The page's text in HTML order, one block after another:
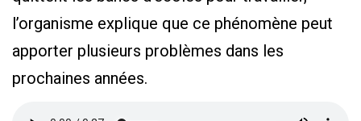
l’organisme explique que ce phénomène peut
apporter plusieurs problèmes dans les
prochaines années.